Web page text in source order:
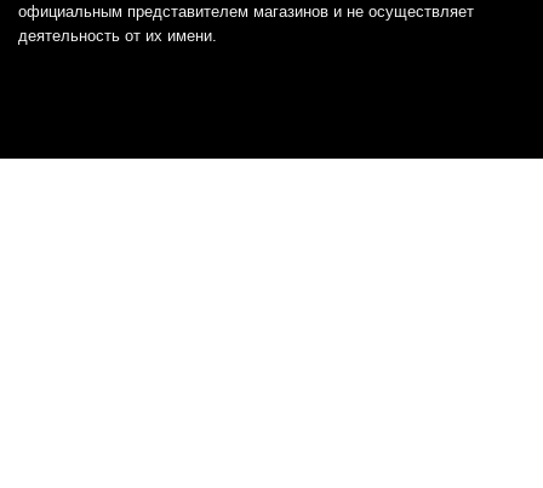
официальным представителем магазинов и не осуществляет
деятельность от их имени.